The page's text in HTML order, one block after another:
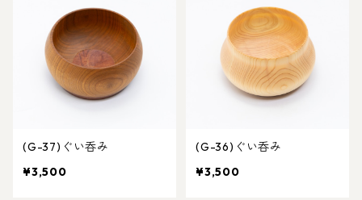
(G-37)ぐい呑み
¥3,500
(G-36)ぐい呑み
¥3,500